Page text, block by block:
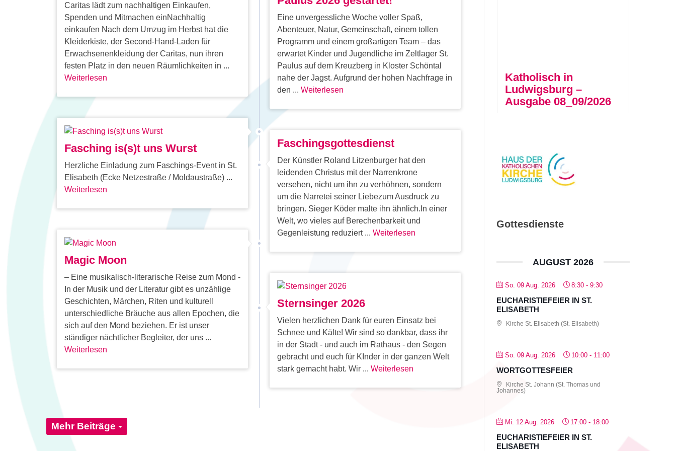
Caritas lädt zum nachhaltigen Einkaufen,
Spenden und Mitmachen einNachhaltig
einkaufen Nach dem Umzug im Herbst hat die
Kleiderkiste, der Second-Hand-Laden für
Erwachsenenkleidung der Caritas, nun ihren
festen Platz in den neuen Räumlichkeiten in ...
Weiterlesen
Eine unvergessliche Woche voller Spaß,
Abenteuer, Natur, Gemeinschaft, einem tollen
Programm und einem großartigen Team – das
erwartet Kinder und Jugendliche im Zeltlager St.
Paulus auf dem Kreuzberg in Kloster Schöntal
nahe der Jagst. Aufgrund der hohen Nachfrage in
den ... Weiterlesen
Fasching is(s)t uns Wurst
Herzliche Einladung zum Faschings-Event in St.
Elisabeth (Ecke Netzestraße / Moldaustraße) ...
Weiterlesen
Faschingsgottesdienst
Der Künstler Roland Litzenburger hat den
leidenden Christus mit der Narrenkrone
versehen, nicht um ihn zu verhöhnen, sondern
um die Narretei seiner Liebezum Ausdruck zu
bringen. Sieger Köder malte ihn ähnlich.In einer
Welt, wo vieles auf Berechenbarkeit und
Gegenleistung reduziert ... Weiterlesen
Magic Moon
– Eine musikalisch-literarische Reise zum Mond -
In der Musik und der Literatur gibt es unzählige
Geschichten, Märchen, Riten und kulturell
unterschiedliche Bräuche aus allen Epochen, die
sich auf den Mond beziehen. Er ist unser
ständiger nächtlicher Begleiter, der uns ...
Weiterlesen
Sternsinger 2026
Vielen herzlichen Dank für euren Einsatz bei
Schnee und Kälte! Wir sind so dankbar, dass ihr
in der Stadt - und auch im Rathaus - den Segen
gebracht und euch für KInder in der ganzen Welt
stark gemacht habt. Wir ... Weiterlesen
Mehr Beiträge
Katholisch in
Ludwigsburg –
Ausgabe 08_09/2026
Gottesdienste
AUGUST 2026
So. 09 Aug. 2026 8:30 - 9:30
EUCHARISTIEFEIER IN ST.
ELISABETH
Kirche St. Elisabeth (St. Elisabeth)
So. 09 Aug. 2026 10:00 - 11:00
WORTGOTTESFEIER
Kirche St. Johann (St. Thomas und
Johannes)
Mi. 12 Aug. 2026 17:00 - 18:00
EUCHARISTIEFEIER IN ST.
ELISABETH